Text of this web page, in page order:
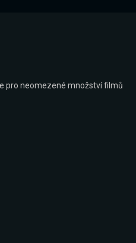
pro neomezené množství filmů